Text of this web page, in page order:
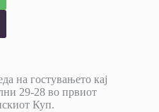
на гостувањето кај
29-28 во првиот
Куп.